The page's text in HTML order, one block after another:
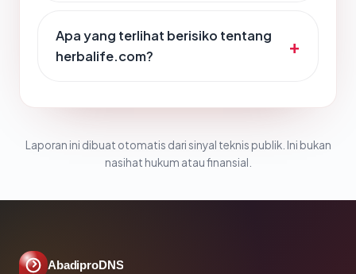
Apa yang terlihat berisiko tentang
herbalife.com?
Laporan ini dibuat otomatis dari sinyal teknis publik. Ini bukan
nasihat hukum atau finansial.
AbadiproDNS